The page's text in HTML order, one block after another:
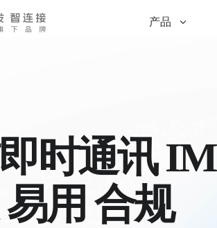
产品
时通讯 IM
用 合规